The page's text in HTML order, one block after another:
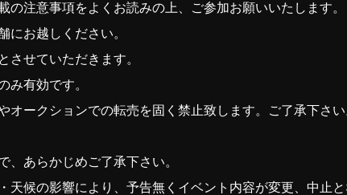
注意事項をよくお読みの上、ご参加お願いいたします。
お越しください。
せていただきます。
み有効です。
オークションでの転売を固く禁止致します。ご了承下さ
あらかじめご了承下さい。
天候の影響により、予告無くイベント内容が変更、中止